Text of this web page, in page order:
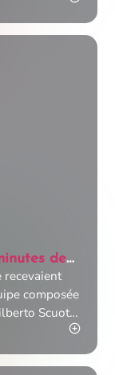
de
recevaient
composée
Scuotto